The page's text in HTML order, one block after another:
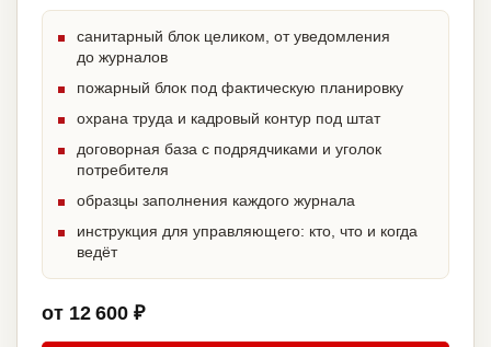
санитарный блок целиком, от уведомления
до журналов
пожарный блок под фактическую планировку
охрана труда и кадровый контур под штат
договорная база с подрядчиками и уголок
потребителя
образцы заполнения каждого журнала
инструкция для управляющего: кто, что и когда
ведёт
от 12 600 ₽